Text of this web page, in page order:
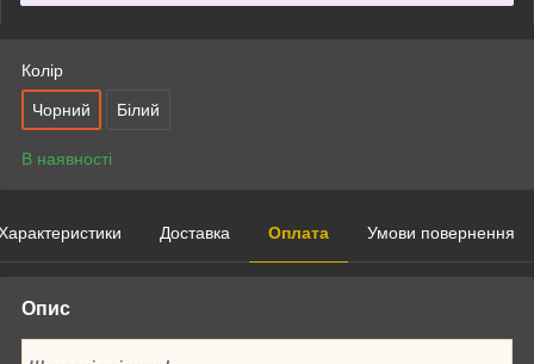
Колір
Чорний Білий
В наявності
Доставка Оплата Умови повернення
Опис